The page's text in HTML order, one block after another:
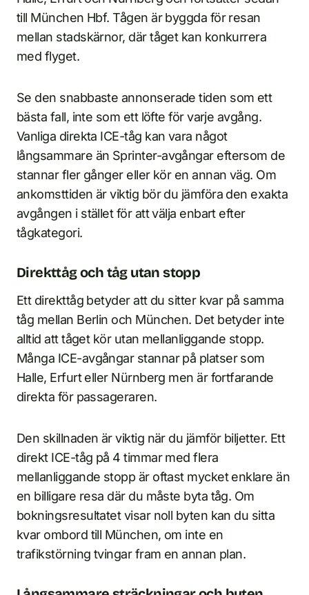
till München Hbf. Tågen är byggda för resan
mellan stadskärnor, där tåget kan konkurrera
med flyget.
Se den snabbaste annonserade tiden som ett
bästa fall, inte som ett löfte för varje avgång.
Vanliga direkta ICE-tåg kan vara något
långsammare än Sprinter-avgångar eftersom de
stannar fler gånger eller kör en annan väg. Om
ankomsttiden är viktig bör du jämföra den exakta
avgången i stället för att välja enbart efter
tågkategori.
Direkttåg och tåg utan stopp
Ett direkttåg betyder att du sitter kvar på samma
tåg mellan Berlin och München. Det betyder inte
alltid att tåget kör utan mellanliggande stopp.
Många ICE-avgångar stannar på platser som
Halle, Erfurt eller Nürnberg men är fortfarande
direkta för passageraren.
Den skillnaden är viktig när du jämför biljetter. Ett
direkt ICE-tåg på 4 timmar med flera
mellanliggande stopp är oftast mycket enklare än
en billigare resa där du måste byta tåg. Om
bokningsresultatet visar noll byten kan du sitta
kvar ombord till München, om inte en
trafikstörning tvingar fram en annan plan.